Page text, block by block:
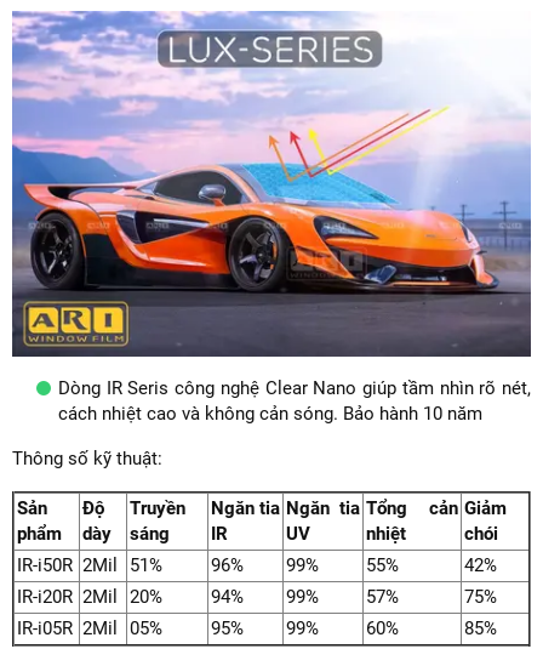
Dòng IR Seris công nghệ Clear Nano giúp tầm nhìn rõ nét,
cách nhiệt cao và không cản sóng. Bảo hành 10 năm
Thông số kỹ thuật:
Sản
phẩm
Độ
dày
Truyền
sáng
Ngăn tia
IR
Ngăn tia
UV
Tổng cản
nhiệt
Giảm
chói
IR-i50R 2Mil 51% 96% 99% 55%
42%
IR-i20R 2Mil 20% 94% 99% 57%
75%
IR-i05R 2Mil 05% 95% 99% 60% 85%